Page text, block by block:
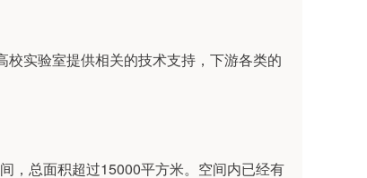
实验室提供相关的技术支持，下游各类的
，总面积超过15000平方米。空间内已经有